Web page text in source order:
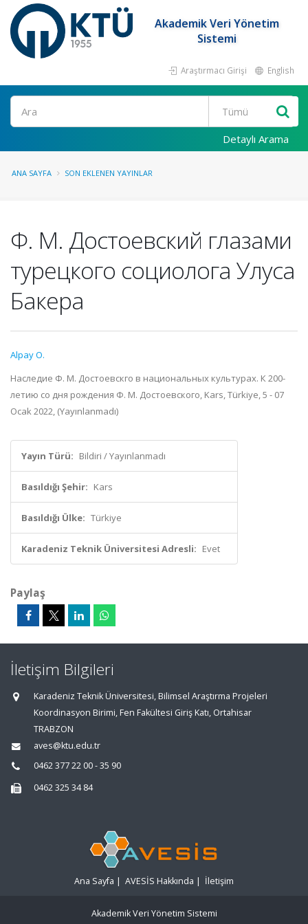
Akademik Veri Yönetim
Sistemi
Araştırmacı Girişi English
Ara
Detaylı Arama
ANA SAYFA SON EKLENEN YAYINLAR
Ф. М. Достоевский глазами
турецкого социолога Улуса
Бакера
Alpay O.
Наследие Ф. М. Достоевскго в национальных культурах. К 200-
летию со дня рождения Ф. М. Достоевского, Kars, Türkiye, 5 - 07
Ocak 2022, (Yayınlanmadı)
Yayın Türü: Bildiri / Yayınlanmadı
Basıldığı Şehir: Kars
Basıldığı Ülke: Türkiye
Karadeniz Teknik Üniversitesi Adresli: Evet
Paylaş
İletişim Bilgileri
Karadeniz Teknik Üniversitesi, Bilimsel Araştırma Projeleri
Koordinasyon Birimi, Fen Fakültesi Giriş Katı, Ortahisar
TRABZON
aves@ktu.edu.tr
0462 377 22 00 - 35 90
0462 325 34 84
Ana Sayfa | AVESİS Hakkında | İletişim
Akademik Veri Yönetim Sistemi